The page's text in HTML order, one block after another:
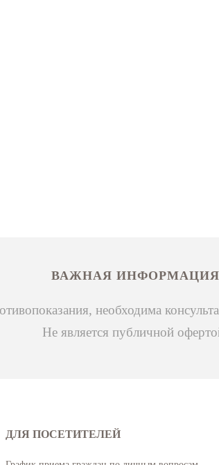
ВАЖНАЯ ИНФОРМАЦИЯ
необходима
Не является публичной
ДЛЯ ПОСЕТИТЕЛЕЙ